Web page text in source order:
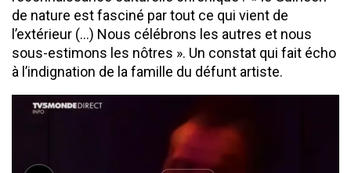
de nature est fasciné par tout ce qui vient de
l’extérieur (…) Nous célébrons les autres et nous
sous-estimons les nôtres ». Un constat qui fait écho
à l’indignation de la famille du défunt artiste.